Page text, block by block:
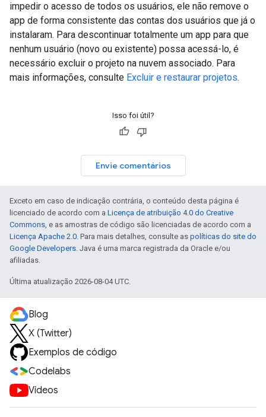
impedir o acesso de todos os usuários, ele não remove o
app de forma consistente das contas dos usuários que já o
instalaram. Para descontinuar totalmente um app para que
nenhum usuário (novo ou existente) possa acessá-lo, é
necessário excluir o projeto na nuvem associado. Para
mais informações, consulte Excluir e restaurar projetos.
Isso foi útil?
Envie comentários
Exceto em caso de indicação contrária, o conteúdo desta página é
licenciado de acordo com a Licença de atribuição 4.0 do Creative
Commons, e as amostras de código são licenciadas de acordo com a
Licença Apache 2.0. Para mais detalhes, consulte as políticas do site do
Google Developers. Java é uma marca registrada da Oracle e/ou
afiliadas.
Última atualização 2026-08-04 UTC.
Blog
X (Twitter)
Exemplos de código
Codelabs
Vídeos